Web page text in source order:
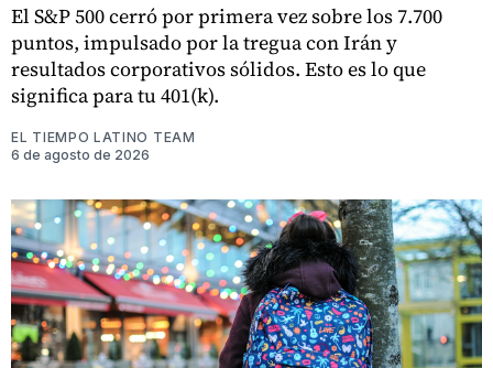
El S&P 500 cerró por primera vez sobre los 7.700
puntos, impulsado por la tregua con Irán y
resultados corporativos sólidos. Esto es lo que
significa para tu 401(k).
EL TIEMPO LATINO TEAM
6 de agosto de 2026